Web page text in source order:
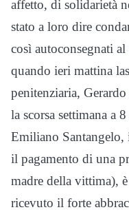
affetto, di solidarietà
stato a loro dire
così autoconsegnati
quando ieri mattina
penitenziaria,
la scorsa settimana a
Emiliano
il pagamento di una
madre della vittima),
ricevuto il forte